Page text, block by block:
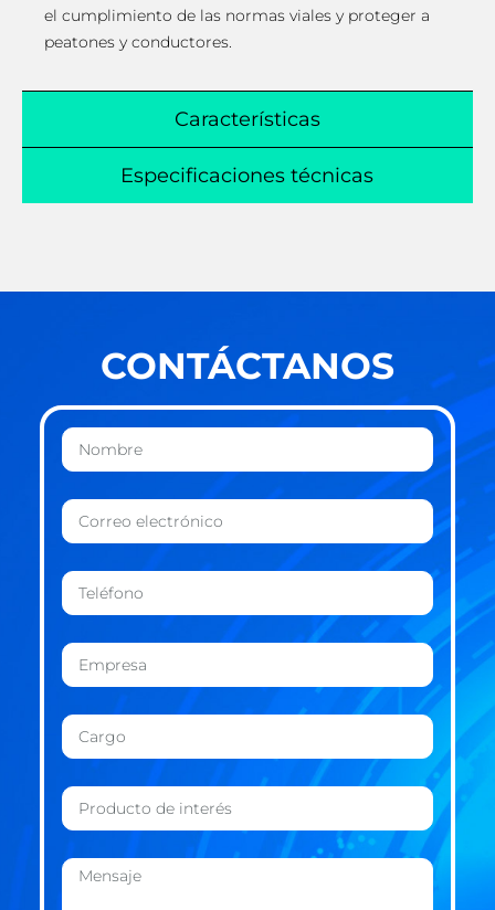
Características
Especificaciones técnicas
el cumplimiento de las normas viales y proteger a
peatones y conductores.
CONTÁCTANOS